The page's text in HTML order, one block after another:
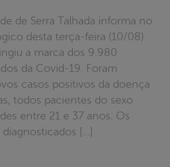
desta terça-feira (10/08)
a marca dos 9.980
da Covid-19. Foram
casos positivos da doença
todos pacientes do sexo
entre 21 e 37 anos. Os
[…]